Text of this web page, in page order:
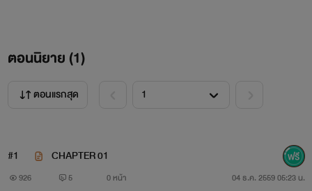
"จาร์ยตีผมไมง่ะ ;-;"
ตอนนิยาย (1)
ตอนแรกสุด
#1 CHAPTER 01
926 5 0 หน้า 04 ธ.ค. 2559 05:23 น.